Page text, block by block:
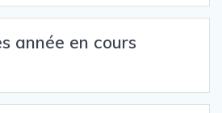
année en cours